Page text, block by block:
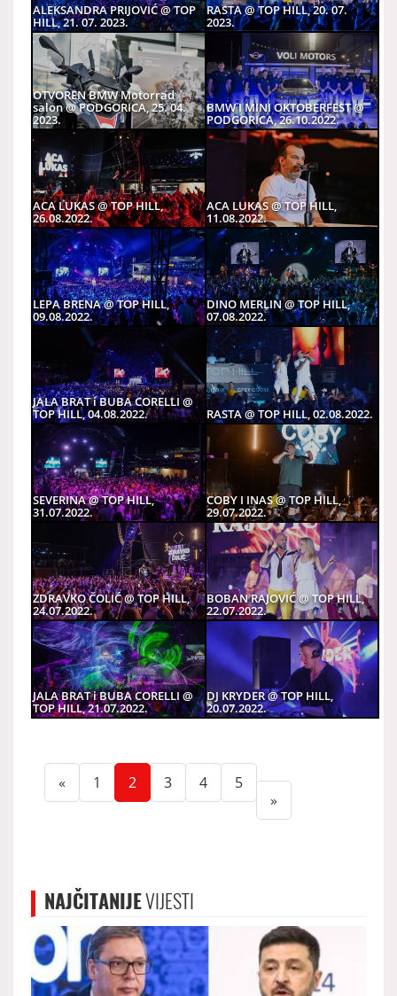
ALEKSANDRA PRIJOVIĆ @ TOP
HILL, 21. 07. 2023.
RASTA @ TOP HILL, 20. 07.
2023.
OTVOREN BMW Motorrad
salon @ PODGORICA, 25. 04.
2023.
BMW I MINI OKTOBERFEST @
PODGORICA, 26.10.2022.
ACA LUKAS @ TOP HILL,
26.08.2022.
ACA LUKAS @ TOP HILL,
11.08.2022.
LEPA BRENA @ TOP HILL,
09.08.2022.
DINO MERLIN @ TOP HILL,
07.08.2022.
JALA BRAT i BUBA CORELLI @
TOP HILL, 04.08.2022. RASTA @ TOP HILL, 02.08.2022.
SEVERINA @ TOP HILL,
31.07.2022.
COBY I INAS @ TOP HILL,
29.07.2022.
ZDRAVKO ČOLIĆ @ TOP HILL,
24.07.2022.
BOBAN RAJOVIĆ @ TOP HILL,
22.07.2022.
JALA BRAT i BUBA CORELLI @
TOP HILL, 21.07.2022.
DJ KRYDER @ TOP HILL,
20.07.2022.
« 1 (current)
2 (current)
3(current)
4(current)
5(current)
»
NAJČITANIJEVIJESTI